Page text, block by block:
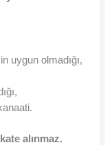
uygun olmadığı,
alınmaz.